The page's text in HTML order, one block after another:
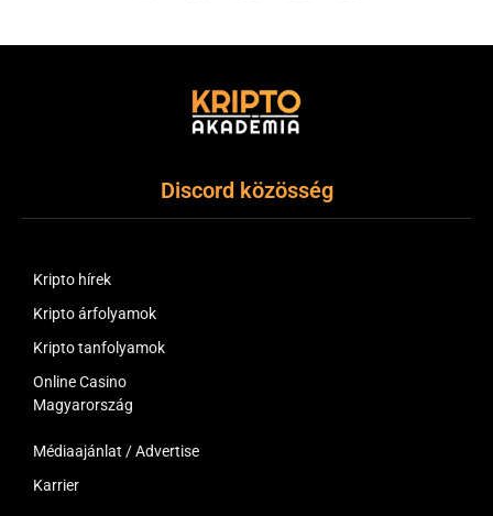
Discord közösség
Kripto hírek
Kripto árfolyamok
Kripto tanfolyamok
Online Casino
Magyarország
Médiaajánlat / Advertise
Karrier